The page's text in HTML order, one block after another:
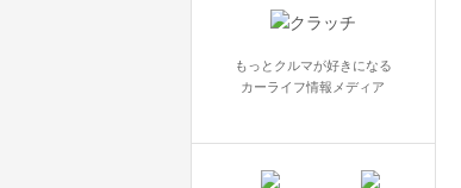
もっとクルマが好きになる
カーライフ情報メディア